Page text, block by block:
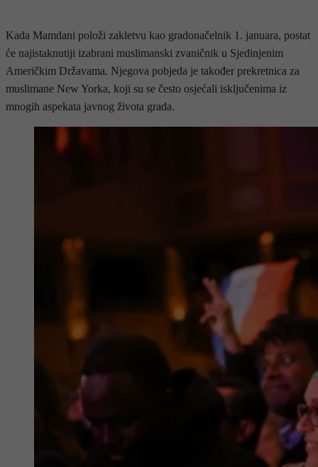
Kada Mamdani položi zakletvu kao gradonačelnik 1. januara, postat
će najistaknutiji izabrani muslimanski zvaničnik u Sjedinjenim
Američkim Državama. Njegova pobjeda je također prekretnica za
muslimane New Yorka, koji su se često osjećali isključenima iz
mnogih aspekata javnog života grada.